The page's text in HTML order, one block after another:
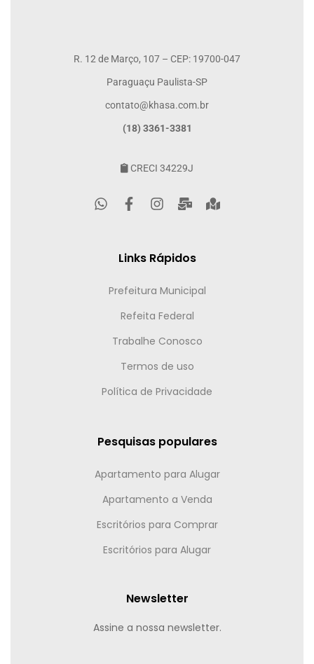
R. 12 de Março, 107 – CEP: 19700-047
Paraguaçu Paulista-SP
contato@khasa.com.br
(18) 3361-3381
CRECI 34229J
Links Rápidos
Prefeitura Municipal
Refeita Federal
Trabalhe Conosco
Termos de uso
Política de Privacidade
Pesquisas populares
Apartamento para Alugar
Apartamento a Venda
Escritórios para Comprar
Escritórios para Alugar
Newsletter
Assine a nossa newsletter.